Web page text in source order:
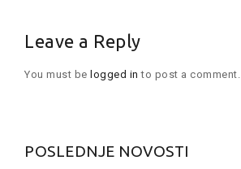
Leave a Reply
You must be logged in to post a comment.
POSLEDNJE NOVOSTI